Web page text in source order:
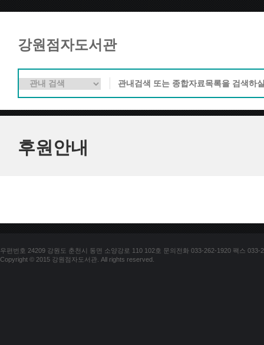
강원점자도서관
후원안내
우편번호 24209 강원도 춘천시 동면 소양강로 110 102호 문의전화 033-262-1920 팩스 033-
Copyright © 2015 강원점자도서관. All rights reserved.